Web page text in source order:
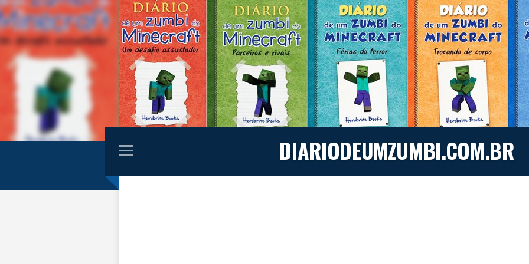
DIARIODEUMZUMBI.COM.BR